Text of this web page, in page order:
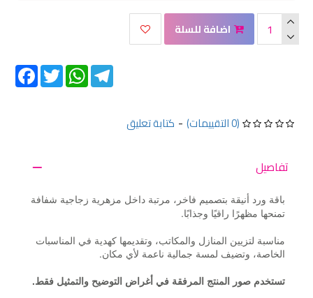
(0 التقييمات) - كتابة تعليق
اضافة للسلة
Twitter
WhatsAppTelegram
تفاصيل
باقة ورد أنيقة بتصميم فاخر، مرتبة داخل مزهرية زجاجية شفافة
تمنحها مظهرًا راقيًا وجذابًا.
مناسبة لتزيين المنازل والمكاتب، وتقديمها كهدية في المناسبات
الخاصة، وتضيف لمسة جمالية ناعمة لأي مكان.
تستخدم صور المنتج المرفقة في أغراض التوضيح والتمثيل فقط.